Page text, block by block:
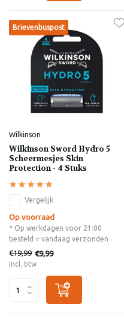
Brievenbuspost
Wilkinson
Wilkinson Sword Hydro 5
Scheermesjes Skin
Protection - 4 Stuks
Vergelijk
Op voorraad
* Op werkdagen voor 21:00
besteld = vandaag verzonden
€19,99 €9,99
Incl. btw